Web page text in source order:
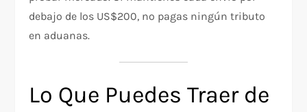
debajo de los US$200, no pagas ningún tributo
en aduanas.
Lo Que Puedes Traer de